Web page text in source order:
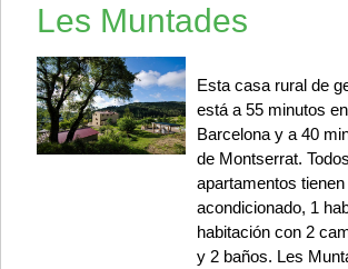
Les Muntades
Esta casa rural de
está a 55 minutos
Barcelona y a 40
de Montserrat.
apartamentos tienen
acondicionado, 1
habitación con 2
y 2 baños. Les